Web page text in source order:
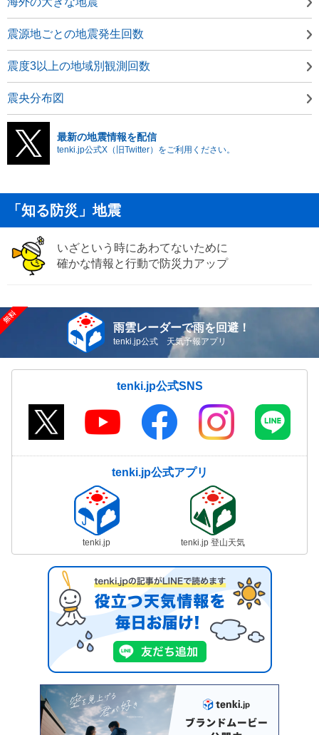
震源地ごとの地震発生回数
震度3以上の地域別観測回数
震央分布図
最新の地震情報を配信
tenki.jp公式X（旧Twitter）をご利用ください。
「知る防災」地震
いざという時にあわてないために
確かな情報と行動で防災力アップ
雨雲レーダーで雨を回避！
tenki.jp公式 天気予報アプリ
tenki.jp公式SNS
tenki.jp公式アプリ
tenki.jp tenki.jp 登山天気